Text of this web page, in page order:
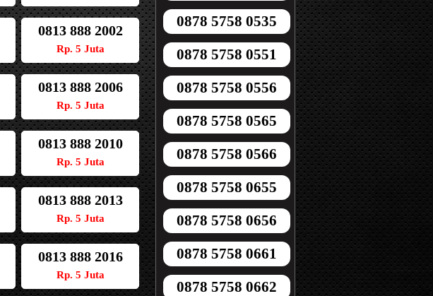
0813 888 2002
Rp. 5 Juta
0813 888 2006
Rp. 5 Juta
0813 888 2010
Rp. 5 Juta
0813 888 2013
Rp. 5 Juta
0813 888 2016
Rp. 5 Juta
0878 5758 0535
0878 5758 0551
0878 5758 0556
0878 5758 0565
0878 5758 0566
0878 5758 0655
0878 5758 0656
0878 5758 0661
0878 5758 0662